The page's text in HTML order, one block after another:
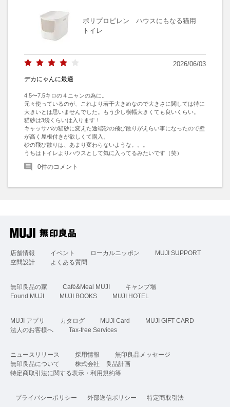
ポリプロピレン ハウスにもなる猫用
トイレ
2026/06/03
デカにゃんに最適
4.5〜7.5キロの４ニャンの為に。
元々使っているのが、これより若干大きめなので大きさに関しては特に
大きいとは思いませんでした。もう少し横幅大きくても良いくらい。
猫砂は3袋くらいは入ります！
キャッサバの猫砂に変えた途端砂の飛び散りがえらい事になったので壁
が高く屋根付きが欲しくて購入。
砂の飛び散りは、あまり変わらないような。。。
うちはトイレよりハウスとして気に入ってるみたいです（笑）
0件のコメント
店舗情報 イベント ローカルニッポン
MUJI SUPPORT
空間設計
よくある質問
無印良品の家 Café&Meal MUJI
キャンプ場
Found MUJI
MUJI BOOKS MUJI HOTEL
MUJI アプリ カタログ MUJI Card
MUJI GIFT CARD
法人のお客様へ
Tax-free Services
ニュースリリース 採用情報
無印良品メッセージ
無印良品について
株式会社 良品計画
特定商取引法に関する表示・利用規約等
プライバシーポリシー 外部送信ポリシー 特定商取引法